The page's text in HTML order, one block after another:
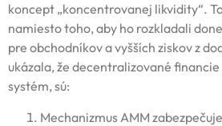
koncept „koncentrovanej likvidity“.
namiesto toho, aby ho rozkladali
pre obchodníkov a vyšších ziskov z
ukázala, že decentralizované
systém, sú:
Mechanizmus AMM